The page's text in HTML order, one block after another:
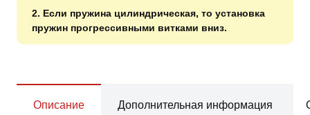
2. Если пружина цилиндрическая, то установка
пружин прогрессивными витками вниз.
Описание Дополнительная информация